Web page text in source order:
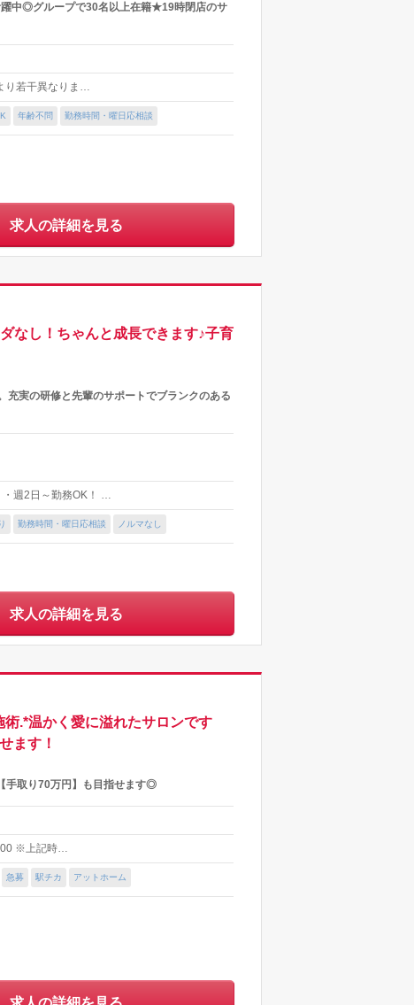
躍中◎グループで30名以上在籍★19時閉店のサ
り若干異なりま…
年齢不問 勤務時間・曜日応相談
求人の詳細を見る
なし！ちゃんと成長できます♪子育
充実の研修と先輩のサポートでブランクのある
週2日～勤務OK！ …
勤務時間・曜日応相談 ノルマなし
求人の詳細を見る
.*温かく愛に溢れたサロンです
ます！
手取り70万円】も目指せます◎
※上記時…
急募 駅チカ アットホーム